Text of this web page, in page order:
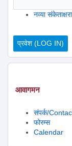
नव्या
आवागमन
संपर्क/
फोरम्स
Calendar